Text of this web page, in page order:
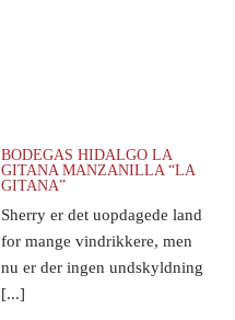
BODEGAS HIDALGO LA
GITANA MANZANILLA “LA
GITANA”
Sherry er det uopdagede land
for mange vindrikkere, men
nu er der ingen undskyldning
[...]